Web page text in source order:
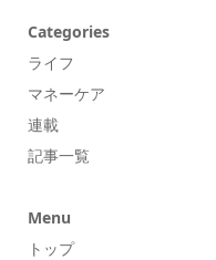
Categories
ライフ
マネーケア
連載
記事一覧
Menu
トップ